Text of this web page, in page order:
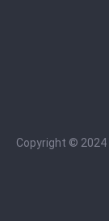
Copyright © 2024